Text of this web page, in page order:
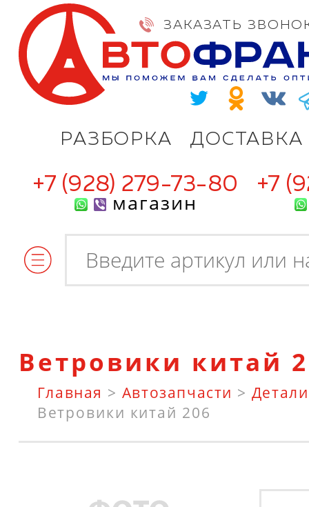
РАЗБОРКА ДОСТАВКА
ЗАКАЗАТЬ
+7 (928) 279-73-80
магазин
+7
Ветровики китай
Главная > Автозапчасти >
Ветровики китай 206